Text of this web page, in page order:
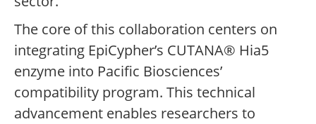
The core of this collaboration centers on
integrating EpiCypher’s CUTANA® Hia5
enzyme into Pacific Biosciences’
compatibility program. This technical
advancement enables researchers to